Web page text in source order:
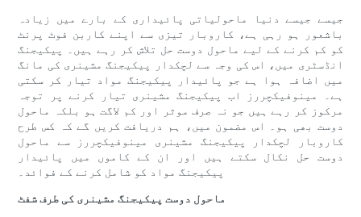
جیسے جیسے دنیا ماحولیاتی پائیداری کے بارے میں زیادہ
باشعور ہو رہی ہے، کاروبار تیزی سے اپنے کاربن فوٹ پرنٹ
کو کم کرنے کے لیے ماحول دوست حل تلاش کر رہے ہیں۔ پیکیجنگ
انڈسٹری میں، اس کی وجہ سے لچکدار پیکیجنگ مشینری کی مانگ
میں اضافہ ہوا ہے جو پائیدار پیکیجنگ مواد تیار کر سکتی
ہے۔ مینوفیکچررز اب پیکیجنگ مشینری تیار کرنے پر توجہ
مرکوز کر رہے ہیں جو نہ صرف موثر اور کم لاگت ہو بلکہ ماحول
دوست بھی ہو۔ اس مضمون میں، ہم دریافت کریں گے کہ کس طرح
کاروبار لچکدار پیکیجنگ مشینری مینوفیکچررز سے ماحول
دوست حل نکال سکتے ہیں اور ان کے کاموں میں پائیدار
پیکیجنگ مواد کو شامل کرنے کے فوائد۔
ماحول دوست پیکیجنگ مشینری کی طرف شفٹ